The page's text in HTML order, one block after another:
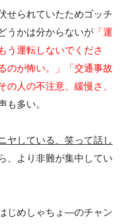
せられていたためゴッチ
うかは分からないが 「運
う運転しないでくださ
のが怖い。」「交通事故
の人の不注意、緩慢さ、
も多い。
ヤしている、笑って話し
、より非難が集中してい
じめしゃちょ―のチャン